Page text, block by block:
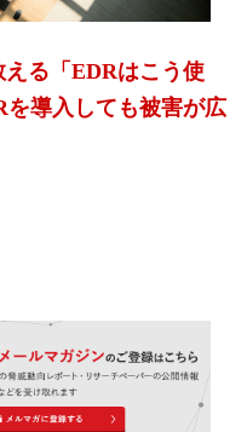
る「EDRはこう使
を導入しても被害が広